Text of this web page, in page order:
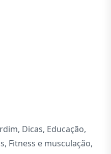
, Dicas, Educação,
, Fitness e musculação,